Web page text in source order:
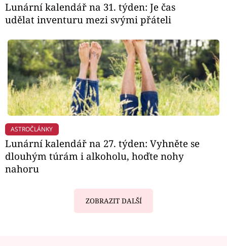
Lunární kalendář na 31. týden: Je čas
udělat inventuru mezi svými přáteli
ASTROČLÁNKY
Lunární kalendář na 27. týden: Vyhněte se
dlouhým túrám i alkoholu, hoďte nohy
nahoru
ZOBRAZIT DALŠÍ